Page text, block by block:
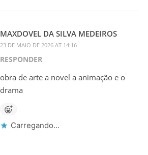
MAXDOVEL DA SILVA MEDEIROS
23 DE MAIO DE 2026 AT 14:16
RESPONDER
obra de arte a novel a animação e o
drama
Carregando...